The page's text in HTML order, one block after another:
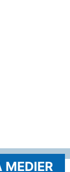
MEDIER